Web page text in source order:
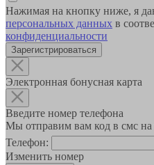
Нажимая на кнопку ниже, я
персональных данных в
конфиденциальности
Зарегистрироваться
Электронная бонусная карта
Введите номер телефона
Мы отправим вам код в смс
Телефон:
Изменить номер